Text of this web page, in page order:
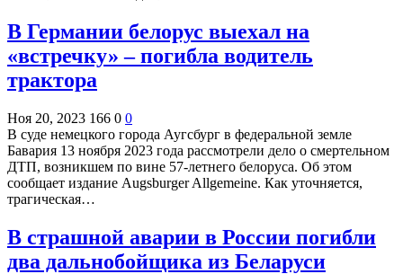
В Германии белорус выехал на
«встречку» – погибла водитель
трактора
Ноя 20, 2023 166 0 0
В суде немецкого города Аугсбург в федеральной земле
Бавария 13 ноября 2023 года рассмотрели дело о смертельном
ДТП, возникшем по вине 57-летнего белоруса. Об этом
сообщает издание Augsburger Allgemeine. Как уточняется,
трагическая…
В страшной аварии в России погибли
два дальнобойщика из Беларуси